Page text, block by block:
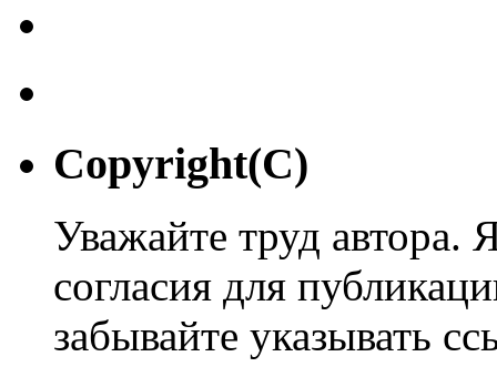
Copyright(C)
Уважайте труд автора.
согласия для
забывайте указывать